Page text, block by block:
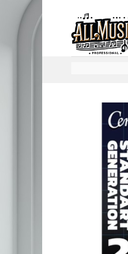
to